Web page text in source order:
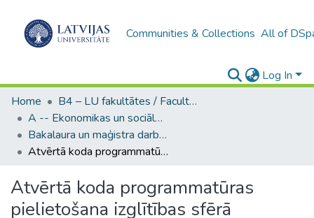
Communities & Collections All of
Log In
Home
B4 – LU fakultātes / Faculties of the UL
A -- Ekonomikas un sociālo zinātņu fakultāte / Faculty of Economics and Social Sciences
Bakalaura un maģistra darbi (ESZF) / Bachelor's and Master's theses
Atvērtā koda programmatūras pielietošana izglītības sfērā
Atvērtā koda programmatūras
pielietošana izglītības sfērā